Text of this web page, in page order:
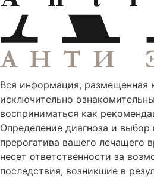
Вся информация, размещенная
исключительно
восприниматься как
Определение диагноза и
прерогатива вашего лечащего
несет ответственности за
последствия, возникшие в